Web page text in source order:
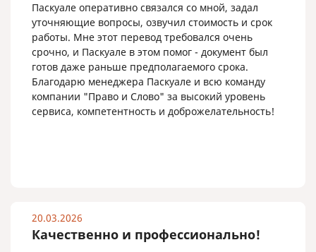
Паскуале оперативно связался со мной, задал
уточняющие вопросы, озвучил стоимость и срок
работы. Мне этот перевод требовался очень
срочно, и Паскуале в этом помог - документ был
готов даже раньше предполагаемого срока.
Благодарю менеджера Паскуале и всю команду
компании "Право и Слово" за высокий уровень
сервиса, компетентность и доброжелательность!
20.03.2026
Качественно и профессионально!